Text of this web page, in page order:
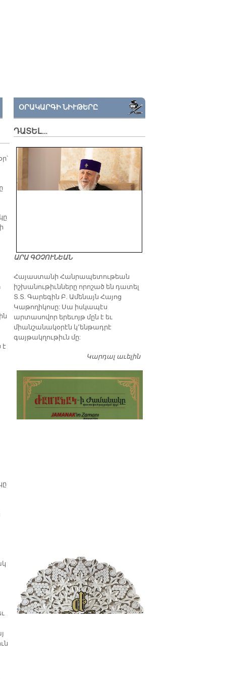
է
ՕՐԱԿԱՐԳԻ ՆԻՒԹԵՐԸ
ԴԱՏԵԼ…
ԱՐԱ ԳՕՉՈՒՆԵԱՆ
​Հայաստանի Հանրապետութեան
իշխանութիւնները որոշած են դատել
Տ.Տ. Գարեգին Բ. Ամենայն Հայոց
Կաթողիկոսը: Սա իսկապէս
արտասովոր երեւոյթ մըն է եւ
միանշանակօրէն կ՚ենթադրէ
գայթակղութիւն մը:
Կարդալ աւելինԴատել…